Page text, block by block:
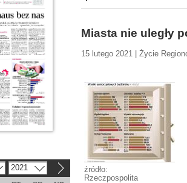
Miasta nie uległy
15 lutego 2021 | Życie
źródło:
Rzeczpospolita
2021